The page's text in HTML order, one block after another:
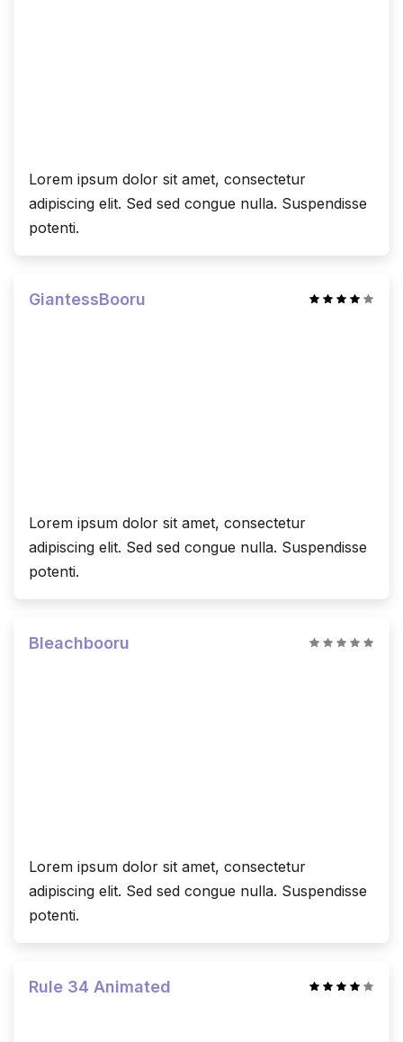
Lorem ipsum dolor sit amet, consectetur
adipiscing elit. Sed sed congue nulla. Suspendisse
potenti.
GiantessBooru
Lorem ipsum dolor sit amet, consectetur
adipiscing elit. Sed sed congue nulla. Suspendisse
potenti.
Bleachbooru
Lorem ipsum dolor sit amet, consectetur
adipiscing elit. Sed sed congue nulla. Suspendisse
potenti.
Rule 34 Animated